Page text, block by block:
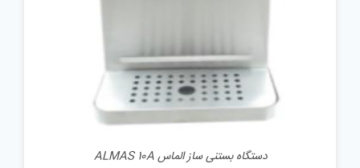
دستگاه بستنی ساز الماس ALMAS 10A